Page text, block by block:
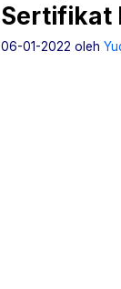
Sertifikat
06-01-2022 oleh